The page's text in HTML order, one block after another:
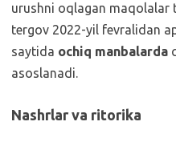
urushni oqlagan maqolalar
tergov 2022-yil fevralidan
saytida ochiq manbalarda
asoslanadi.
Nashrlar va ritorika